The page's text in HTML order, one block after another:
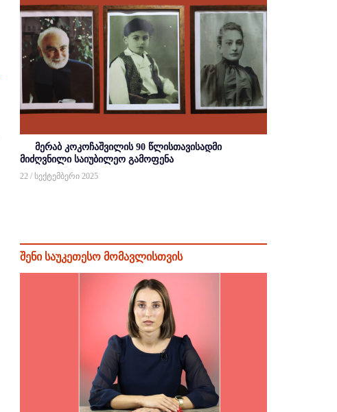
მერაბ კოკოჩაშვილის 90 წლისთავისადმი
მიძღვნილი საიუბილეო გამოფენა
22 / სექტემბერი 2025
შენი საუკეთესო მომავლისთვის